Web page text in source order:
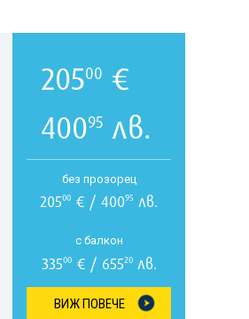
20500 €
40095 лв.
без прозорец
20500 € / 40095 лв.
с балкон
33500€ / 65520лв.
ВИЖ ПОВЕЧЕ